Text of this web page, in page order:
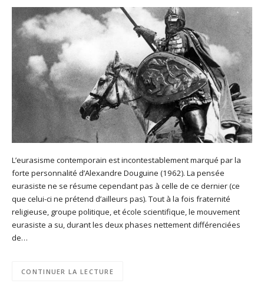
L’eurasisme contemporain est incontestablement marqué par la
forte personnalité d’Alexandre Douguine (1962). La pensée
eurasiste ne se résume cependant pas à celle de ce dernier (ce
que celui-ci ne prétend d’ailleurs pas). Tout à la fois fraternité
religieuse, groupe politique, et école scientifique, le mouvement
eurasiste a su, durant les deux phases nettement différenciées
de…
CONTINUER LA LECTURE